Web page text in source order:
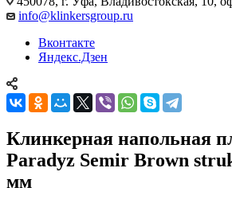
info@klinkersgroup.ru
Вконтакте
Яндекс.Дзен
Клинкерная напольная
Paradyz Semir Brown
мм